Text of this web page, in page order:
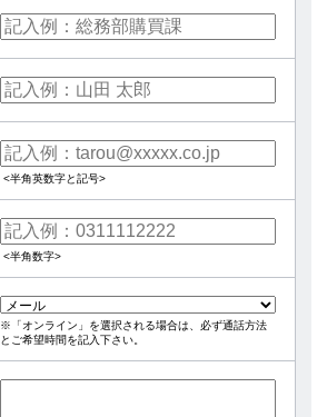
<半角英数字と記号>
<半角数字>
※「オンライン」を選択される場合は、必ず通話方法
とご希望時間を記入下さい。